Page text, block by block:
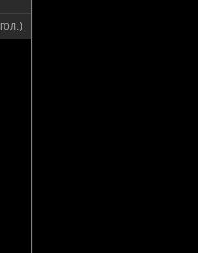
гол.)